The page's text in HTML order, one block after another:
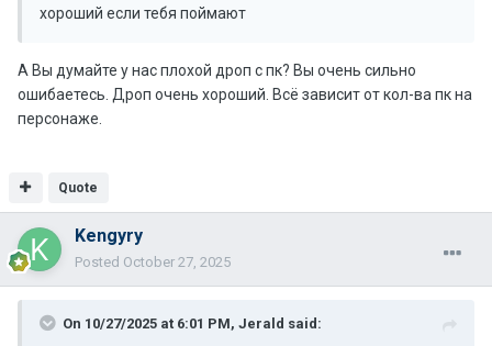
хороший если тебя поймают
А Вы думайте у нас плохой дроп с пк? Вы очень сильно
ошибаетесь. Дроп очень хороший. Всё зависит от кол-ва пк на
персонаже.
Quote
Kengyry
Posted October 27, 2025
On 10/27/2025 at 6:01 PM, Jerald said: